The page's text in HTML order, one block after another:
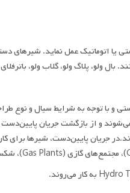
بال ولو، پلاگ ولو، گلاب ولو،
و با توجه به شرایط سیال و نوع
و از بازگشت جریان